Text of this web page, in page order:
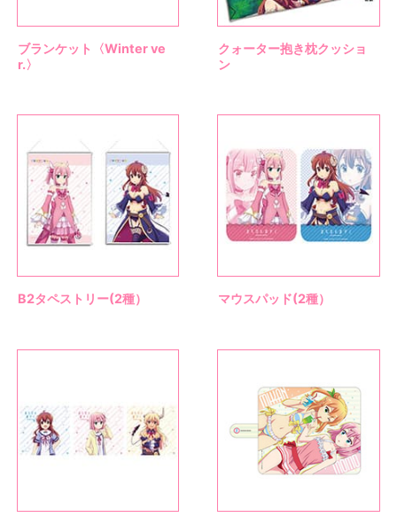
ブランケット〈Winter ve
r.〉
クォーター抱き枕クッショ
ン
B2タペストリー(2種） マウスパッド(2種）